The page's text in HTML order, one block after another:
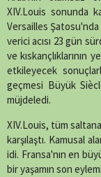
XIV.Louis sonunda
Versailles Şatosu'nda
verici acısı 23 gün
ve kıskançlıklarının
etkileyecek
geçmesi Büyük
müjdeledi.
XIV.Louis, tüm
karşılaştı. Kamusal
idi. Fransa'nın en
bir yaşamın son